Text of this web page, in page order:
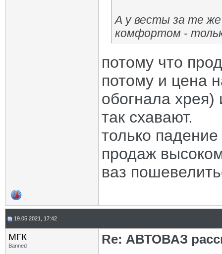
А у весты за те
комфортом -
потому что
потому и цена
обогнала хрея)
так схавают.
только
продаж
ваз
19.05.2021, 17:42
МГК
Banned
Re: АВТОВАЗ